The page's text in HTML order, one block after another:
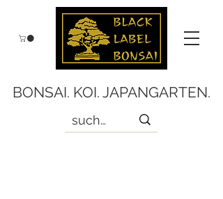
BONSAI. KOI. JAPANGARTEN.